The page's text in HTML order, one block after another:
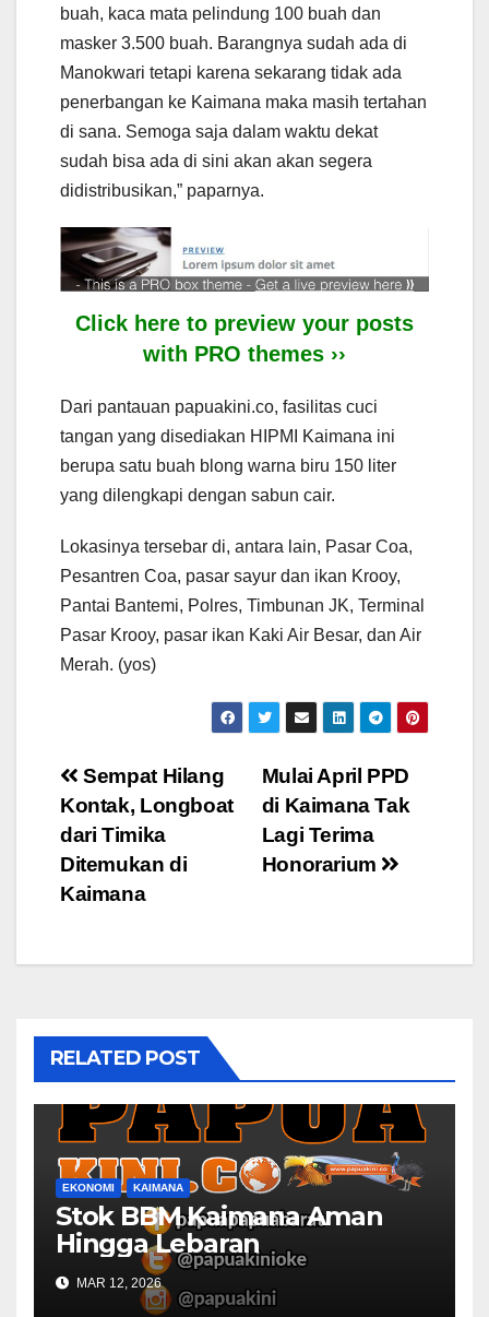
buah, kaca mata pelindung 100 buah dan
masker 3.500 buah. Barangnya sudah ada di
Manokwari tetapi karena sekarang tidak ada
penerbangan ke Kaimana maka masih tertahan
di sana. Semoga saja dalam waktu dekat
sudah bisa ada di sini akan akan segera
didistribusikan,” paparnya.
Click here to preview your posts
with PRO themes ››
Dari pantauan papuakini.co, fasilitas cuci
tangan yang disediakan HIPMI Kaimana ini
berupa satu buah blong warna biru 150 liter
yang dilengkapi dengan sabun cair.
Lokasinya tersebar di, antara lain, Pasar Coa,
Pesantren Coa, pasar sayur dan ikan Krooy,
Pantai Bantemi, Polres, Timbunan JK, Terminal
Pasar Krooy, pasar ikan Kaki Air Besar, dan Air
Merah. (yos)
Post
navigation
Mulai April PPD
di Kaimana Tak
Lagi Terima
Honorarium
Sempat Hilang
Kontak, Longboat
dari Timika
Ditemukan di
Kaimana
RELATED POST
EKONOMI KAIMANA
Stok BBM Kaimana Aman
Hingga Lebaran
MAR 12, 2026